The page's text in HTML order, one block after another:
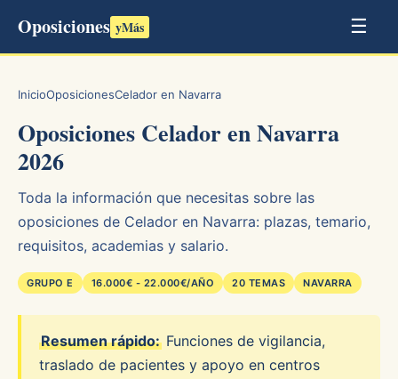
Oposiciones yMás ☰
InicioOposicionesCelador en Navarra
Oposiciones Celador en Navarra
2026
Toda la información que necesitas sobre las
oposiciones de Celador en Navarra: plazas, temario,
requisitos, academias y salario.
GRUPO E 16.000€ - 22.000€/AÑO 20 TEMAS NAVARRA
Resumen rápido: Funciones de vigilancia,
traslado de pacientes y apoyo en centros